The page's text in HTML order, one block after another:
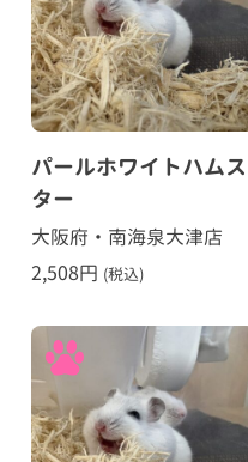
パールホワイトハムス
ター
大阪府・南海泉大津店
2,508円 (税込)